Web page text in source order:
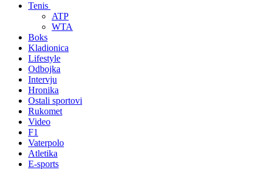
Tenis
ATP
WTA
Boks
Kladionica
Lifestyle
Odbojka
Intervju
Hronika
Ostali sportovi
Rukomet
Video
F1
Vaterpolo
Atletika
E-sports